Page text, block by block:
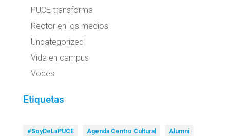
PUCE transforma
Rector en los medios
Uncategorized
Vida en campus
Voces
Etiquetas
#SoyDeLaPUCE Agenda Centro Cultural Alumni